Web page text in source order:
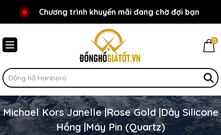
Chào mừng bạn đến với Đồnghồgiátốt.vn!
Chương trình khuyến mãi đang chờ đợi bạn
0
Michael Kors Janelle |Rose Gold |Dây Silicone
Hồng |Máy Pin (Quartz)